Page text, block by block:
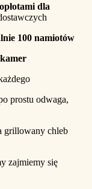
dla
100 namiotów
prostu odwaga,
grillowany chleb
zajmiemy się